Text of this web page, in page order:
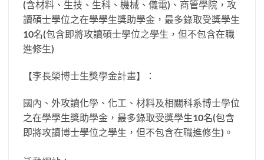
(含材料、生技、生科、機械、儀電)、商管學院，攻
讀碩士學位之在學學生獎助學金，最多錄取受獎學生
10名(包含即將攻讀碩士學位之學生，但不包含在職
進修生)
【李長榮博士生獎學金計畫】：
國內、外攻讀化學、化工、材料及相關科系博士學位
之在學學生獎助學金，最多錄取受獎學生10名(包含
即將攻讀博士學位之學生，但不包含在職進修生)。